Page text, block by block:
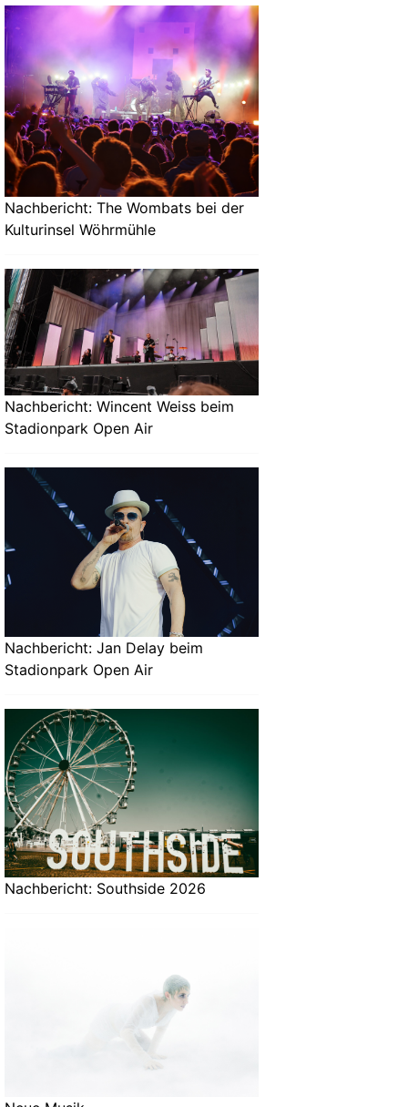
Nachbericht: The Wombats bei der
Kulturinsel Wöhrmühle
Nachbericht: Wincent Weiss beim
Stadionpark Open Air
Nachbericht: Jan Delay beim
Stadionpark Open Air
Nachbericht: Southside 2026